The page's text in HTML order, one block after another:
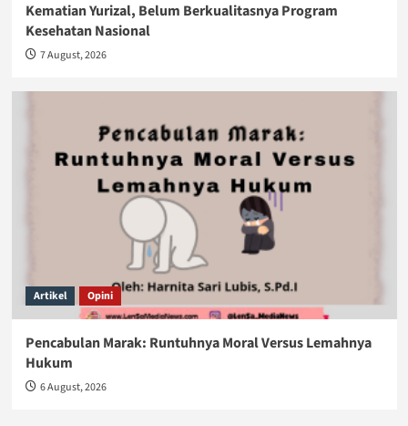
Kematian Yurizal, Belum Berkualitasnya Program
Kesehatan Nasional
7 August, 2026
Artikel Opini
Pencabulan Marak: Runtuhnya Moral Versus Lemahnya
Hukum
6 August, 2026